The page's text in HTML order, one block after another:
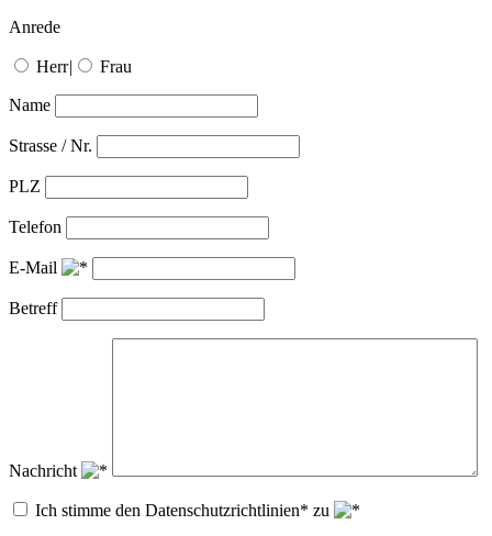
Anrede
Herr| Frau
Name
Strasse / Nr.
PLZ
Telefon
E-Mail
Betreff
Nachricht
Ich stimme den Datenschutzrichtlinien* zu